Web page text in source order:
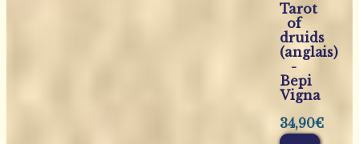
Tarot
of
druids
(anglais)
-
Bepi
Vigna
34,90€